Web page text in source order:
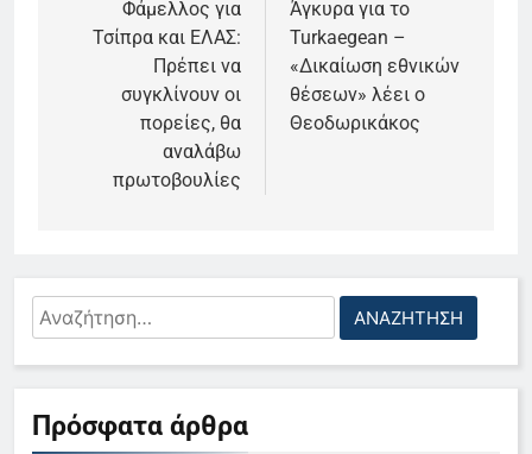
Φάμελλος για
Τσίπρα και ΕΛΑΣ:
Πρέπει να
συγκλίνουν οι
πορείες, θα
αναλάβω
πρωτοβουλίες
Άγκυρα για το
Turkaegean –
«Δικαίωση εθνικών
θέσεων» λέει ο
Θεοδωρικάκος
Αναζήτηση
για:
Πρόσφατα άρθρα
5
Ο Παναγιώτης Στάθης στο